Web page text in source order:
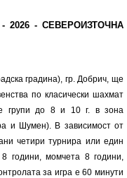
2026 - СЕВЕРОИЗТОЧНА
градина), гр. Добрич, ще
по класически шахмат
групи до 8 и 10 г. в зона
и Шумен). В зависимост от
четири турнира или един
години, момчета 8 години,
за игра е 60 минути